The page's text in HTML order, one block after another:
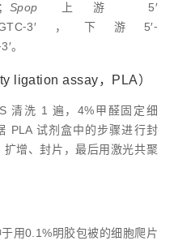
Spop 上游 5′
GTC⁃3′，下游5′⁃
。
ligation assay，PLA）
清洗 1 遍，4%甲醛固定细
PLA 试剂盒中的步骤进行封
增、封片，最后用激光共聚
用0.1%明胶包被的细胞爬片